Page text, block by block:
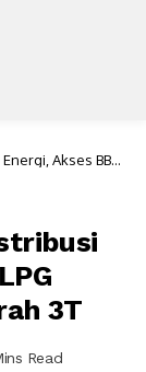
Akses BBM
3T
Read